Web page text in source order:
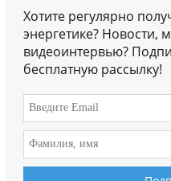
Хотите регулярно
энергетике? Новости,
видеоинтервью?
бесплатную рассылку!